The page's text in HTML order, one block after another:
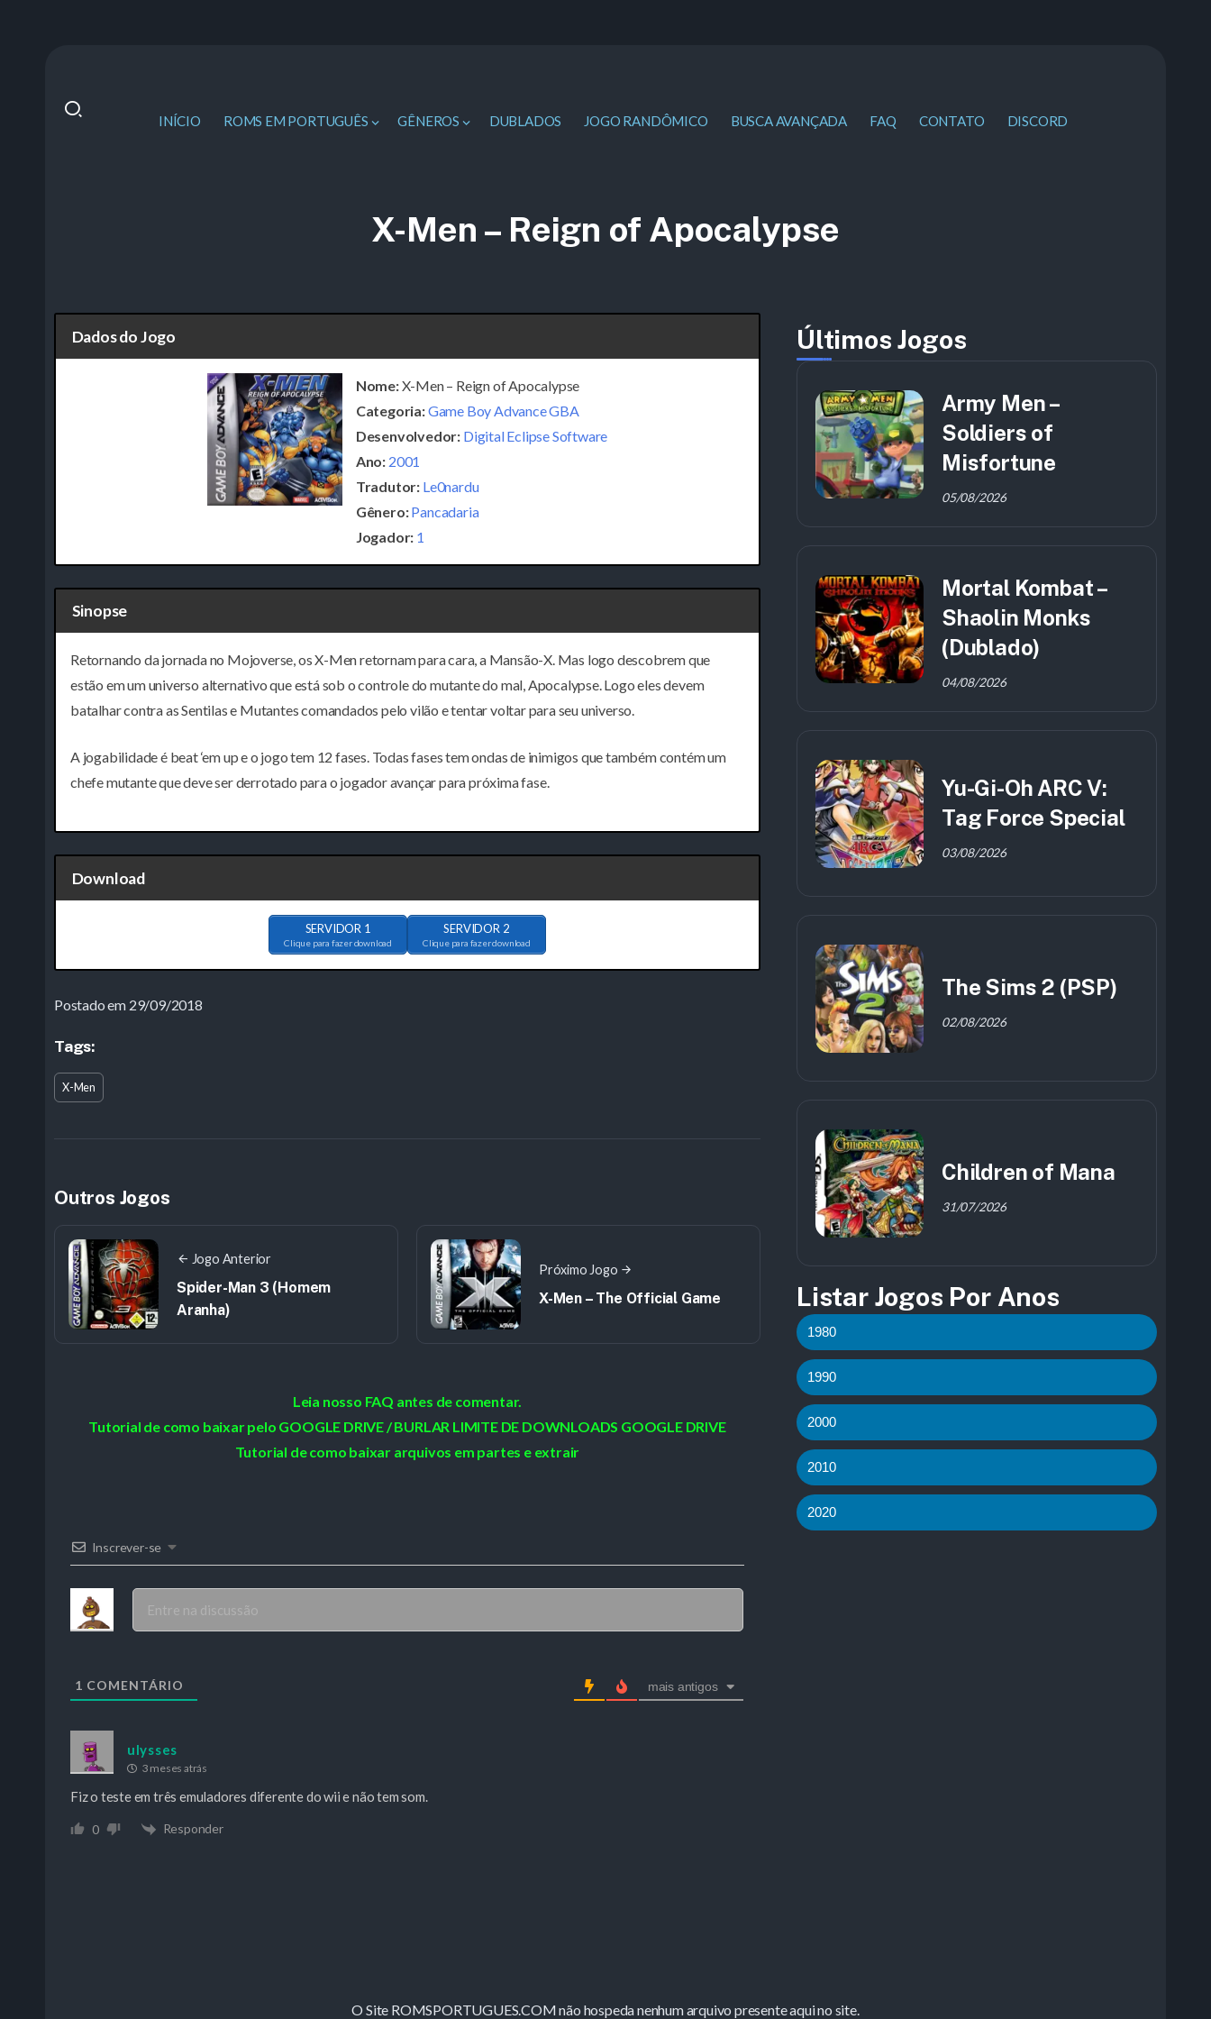
INÍCIO ROMS EM PORTUGUÊS GÊNEROS DUBLADOS JOGO RANDÔMICO BUSCA AVANÇADA FAQ CONTATO DISCORD
X-Men – Reign of Apocalypse
Dados do Jogo
Nome:X-Men – Reign of Apocalypse
Categoria:Game Boy Advance GBA
Desenvolvedor: Digital Eclipse Software
Ano: 2001
Tradutor: Le0nardu
Gênero:Pancadaria
Jogador: 1
Sinopse
Retornando da jornada no Mojoverse, os X-Men retornam para cara, a Mansão-X. Mas logo descobrem que
estão em um universo alternativo que está sob o controle do mutante do mal, Apocalypse. Logo eles devem
batalhar contra as Sentilas e Mutantes comandados pelo vilão e tentar voltar para seu universo.
A jogabilidade é beat ‘em up e o jogo tem 12 fases. Todas fases tem ondas de inimigos que também contém um
chefe mutante que deve ser derrotado para o jogador avançar para próxima fase.
Download
SERVIDOR 1
Clique para fazer download
SERVIDOR 2
Clique para fazer download
Postado em 29/09/2018
Tags:
X-Men
Outros Jogos
Jogo Anterior
Spider-Man 3 (Homem
Aranha)
Próximo Jogo
X-Men – The Official Game
Leia nosso FAQ antes de comentar.
Tutorial de como baixar pelo GOOGLE DRIVE / BURLAR LIMITE DE DOWNLOADS GOOGLE DRIVE
Tutorial de como baixar arquivos em partes e extrair
Inscrever-se
1 COMENTÁRIO mais antigos
ulysses
3 meses atrás
Fiz o teste em três emuladores diferente do wii e não tem som.
0 Responder
Últimos Jogos
Army Men –
Soldiers of
Misfortune
05/08/2026
Mortal Kombat –
Shaolin Monks
(Dublado)
04/08/2026
Yu-Gi-Oh ARC V:
Tag Force Special
03/08/2026
The Sims 2 (PSP)
02/08/2026
Children of Mana
31/07/2026
Listar Jogos Por Anos
1980
1990
2000
2010
2020
O Site ROMSPORTUGUES.COM não hospeda nenhum arquivo presente aqui no site.